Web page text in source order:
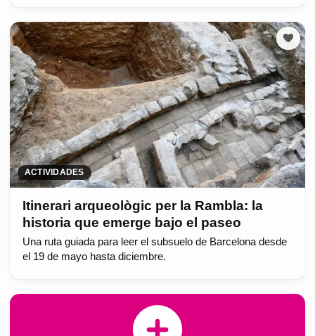
ACTIVIDADES
Itinerari arqueològic per la Rambla: la
historia que emerge bajo el paseo
Una ruta guiada para leer el subsuelo de Barcelona desde
el 19 de mayo hasta diciembre.